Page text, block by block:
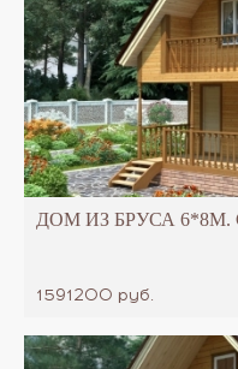
ДОМ ИЗ БРУСА
1591200 руб.